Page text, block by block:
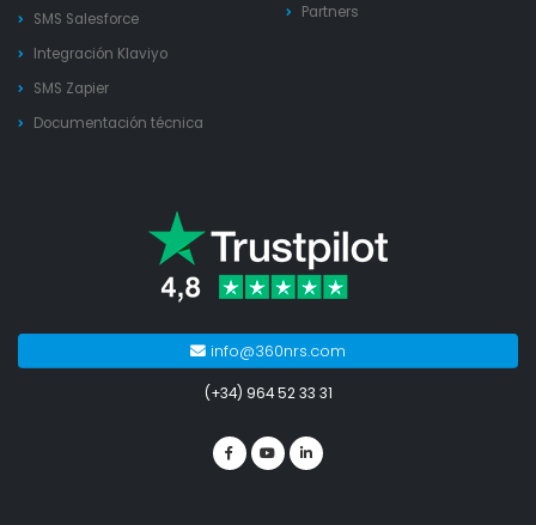
SMS Salesforce
Integración Klaviyo
SMS Zapier
Documentación técnica
Partners
info@360nrs.com
(+34) 964 52 33 31